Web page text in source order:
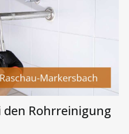
den Rohrreinigung